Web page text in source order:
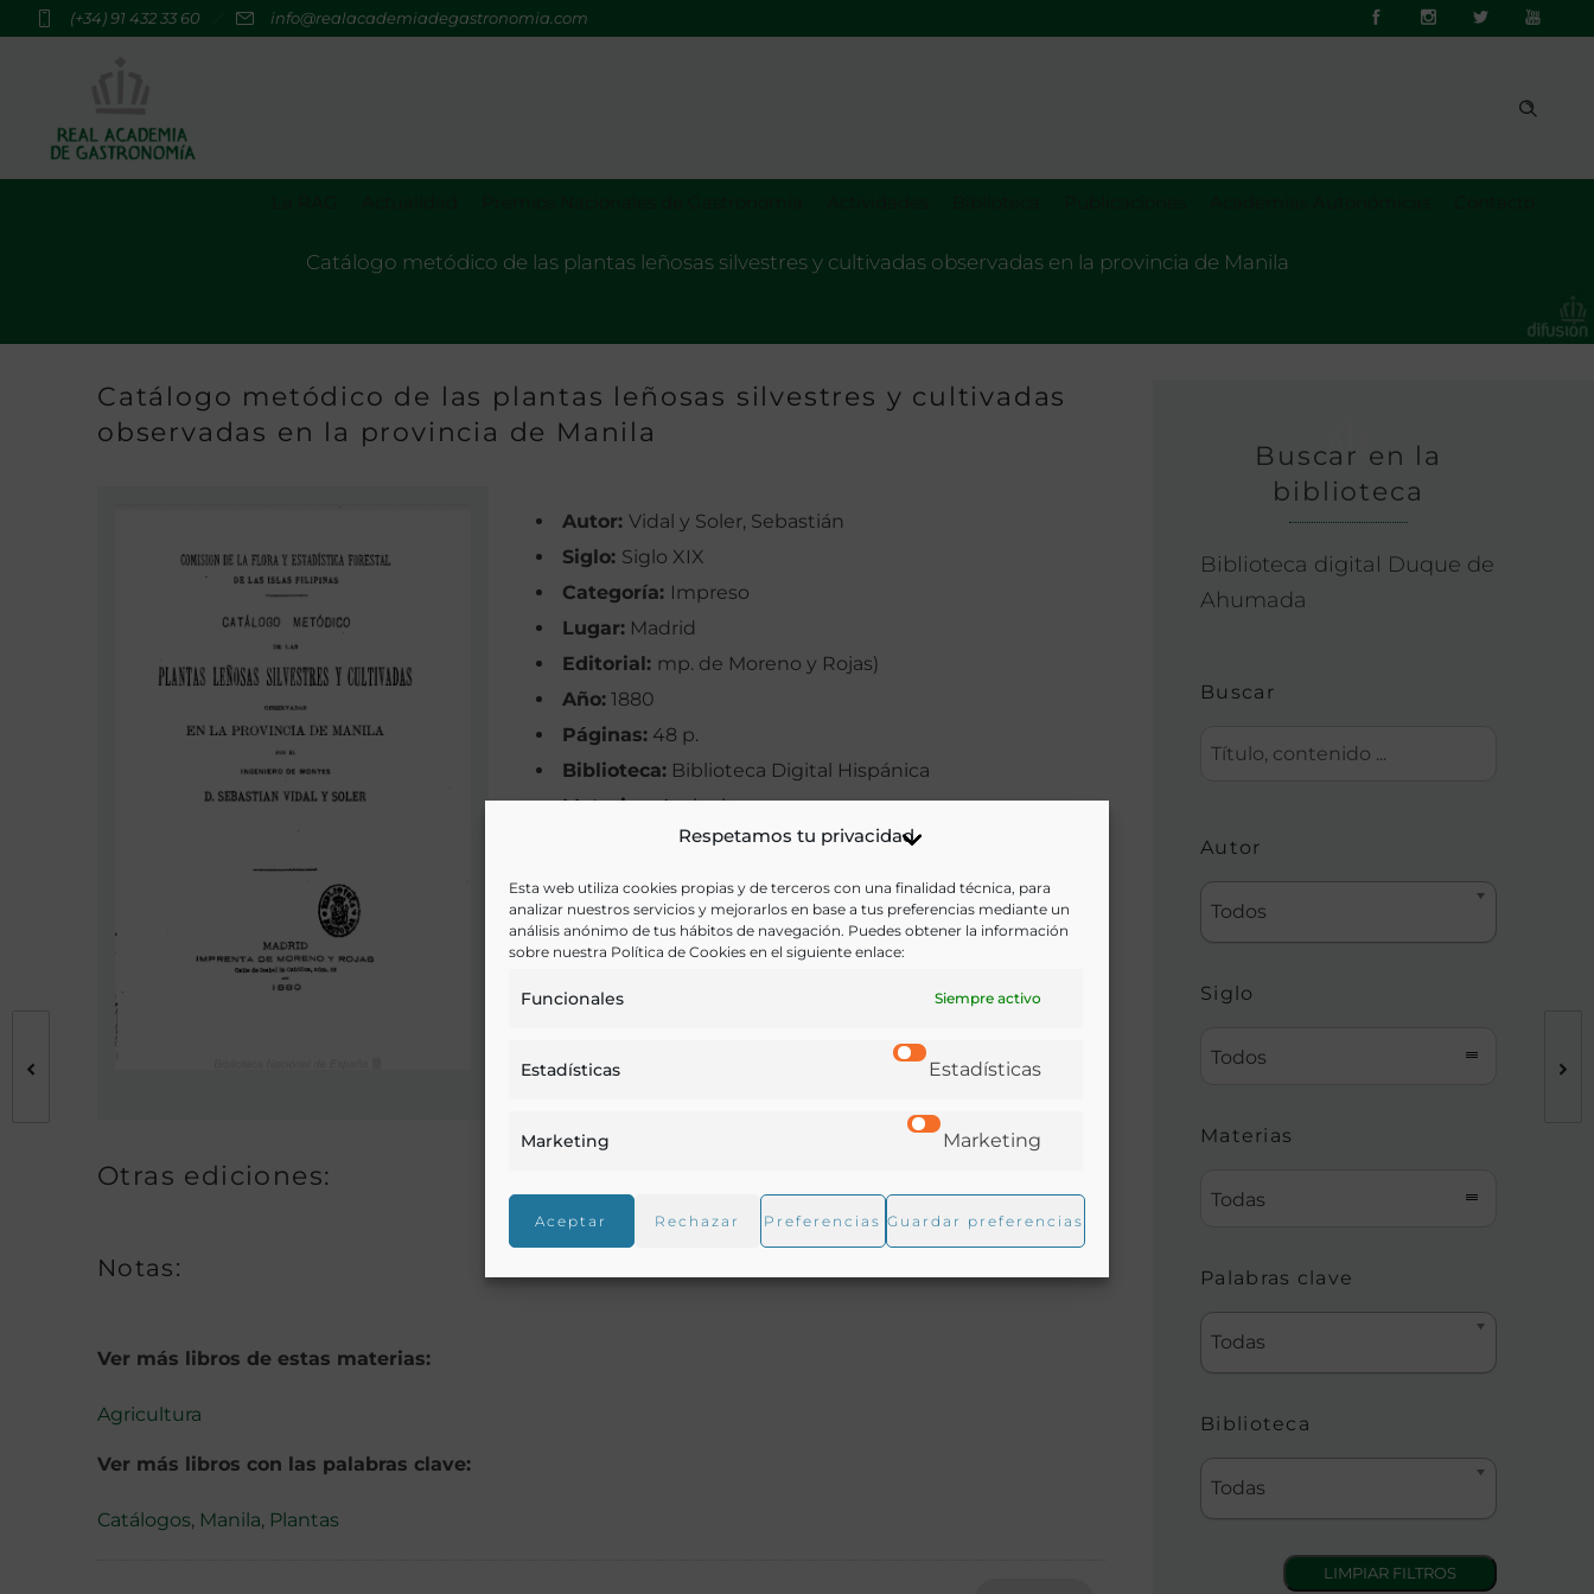
Respetamos tu privacidad
Esta web utiliza cookies propias y de terceros con una finalidad técnica, para
analizar nuestros servicios y mejorarlos en base a tus preferencias mediante un
análisis anónimo de tus hábitos de navegación. Puedes obtener la información
sobre nuestra Política de Cookies en el siguiente enlace:
Funcionales Siempre activo
Estadísticas Estadísticas
Marketing Marketing
Aceptar Rechazar Preferencias Guardar preferencias
(+34) 91 432 33 60 info@realacademiadegastronomia.com
Catálogo metódico de las plantas leñosas silvestres y cultivadas observadas en la provincia de Manila
Catálogo metódico de las plantas leñosas silvestres y cultivadas
observadas en la provincia de Manila
Autor: Vidal y Soler, Sebastián
Siglo: Siglo XIX
Categoría: Impreso
Lugar: Madrid
Editorial: mp. de Moreno y Rojas)
Año: 1880
Páginas: 48 p.
Biblioteca: Biblioteca Digital Hispánica
Materias:Agricultura
Palabras clave:Catálogos, Manila, Plantas
Idioma:
Castellano
Ir a versión electrónica
Otras ediciones:
Notas:
Ver más libros de estas materias:
Agricultura
Ver más libros con las palabras clave:
Catálogos, Manila, Plantas
Buscar en la
biblioteca
Biblioteca digital Duque de
Ahumada
Buscar
Autor
Todos
Siglo
Todos
Materias
Todas
Palabras clave
Todas
Biblioteca
Todas